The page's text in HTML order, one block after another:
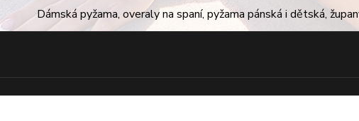
Dámská pyžama, overaly na spaní, pyžama pánská i dětská,